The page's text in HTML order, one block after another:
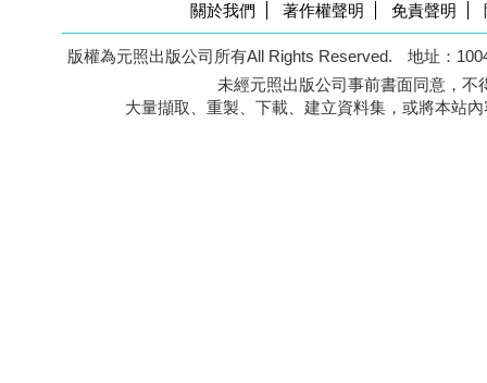
關於我們 著作權聲明 免責聲明
版權為元照出版公司所有All Rights Reserved.
地址：
未經元照出版公司事前書面同意，
大量擷取、重製、下載、建立資料集，或將本站